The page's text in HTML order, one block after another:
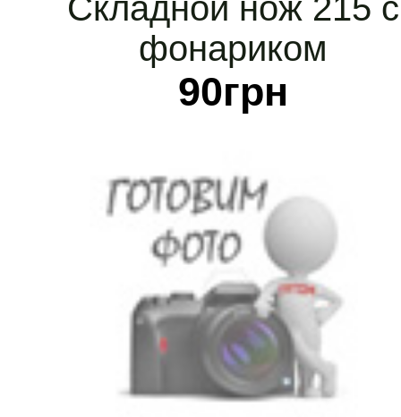
90грн
Складной нож 215 с
фонариком